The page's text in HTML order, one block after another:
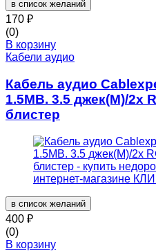
в список желаний
170 ₽
(0)
В корзину
Кабели аудио
Кабель аудио
1.5MB. 3.5 джек(M)/2х
блистер
в список желаний
400 ₽
(0)
В корзину